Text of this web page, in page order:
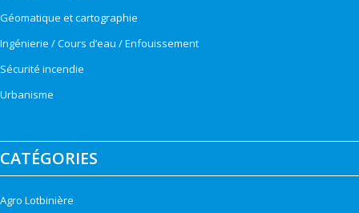
Géomatique et cartographie
Ingénierie / Cours d’eau / Enfouissement
Sécurité incendie
Urbanisme
CATÉGORIES
Agro Lotbinière